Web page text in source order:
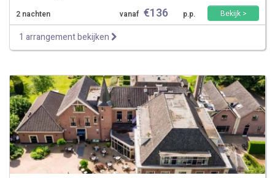
2 nachten
vanaf €136 p.p. Bekijk >
1 arrangement bekijken